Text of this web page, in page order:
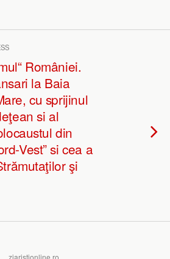
României.
la Baia
cu sprijinul
si al
din
Vest” si cea a
şi
ziaristionline.ro